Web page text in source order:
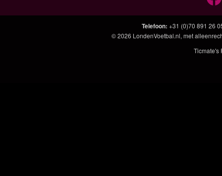
Telefoon: +31 (0)70 891 26
© 2026 LondenVoetbal.nl, met
Ticmate's